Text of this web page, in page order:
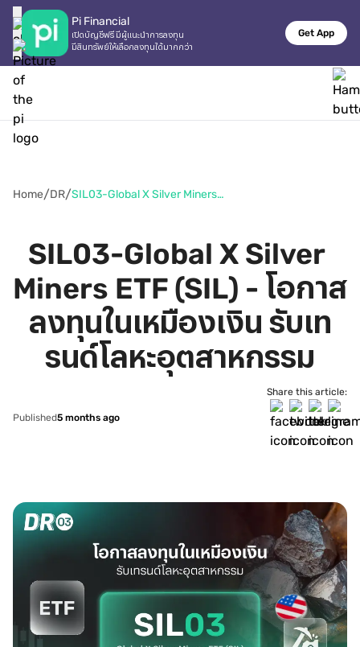
Pi Financial
เปิดบัญชีฟรี มีผู้แนะนำการลงทุน
มีสินทรัพย์ให้เลือกลงทุนได้มากกว่า
Get App
Home/DR/ SIL03-Global X Silver Miners ETF (SIL) - โอกาสลงทุนในเหมืองเงิน รับเทรนด์โลหะอุตสาหกรรม
SIL03-Global X Silver
Miners ETF (SIL) - โอกาส
ลงทุนในเหมืองเงิน รับเท
รนด์โลหะอุตสาหกรรม
Published5 months ago
Share this article: